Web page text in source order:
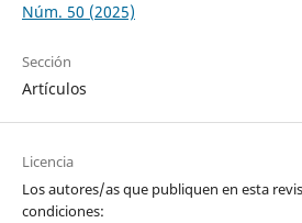
Núm. 50 (2025)
Sección
Artículos
Licencia
Los autores/as que publiquen en esta
condiciones: